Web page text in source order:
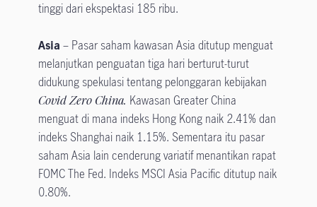
tinggi dari ekspektasi 185 ribu.
Asia – Pasar saham kawasan Asia ditutup menguat
melanjutkan penguatan tiga hari berturut-turut
didukung spekulasi tentang pelonggaran kebijakan
Covid Zero China. Kawasan Greater China
menguat di mana indeks Hong Kong naik 2.41% dan
indeks Shanghai naik 1.15%. Sementara itu pasar
saham Asia lain cenderung variatif menantikan rapat
FOMC The Fed. Indeks MSCI Asia Pacific ditutup naik
0.80%.